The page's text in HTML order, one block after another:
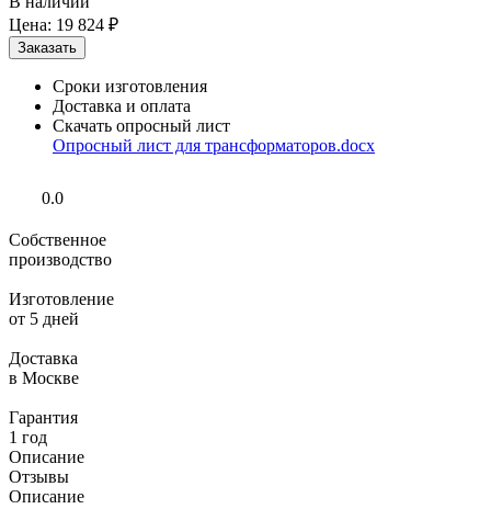
Цена: 19 824 ₽
Сроки изготовления
Доставка и оплата
Скачать опросный лист
Опросный лист для трансформаторов.docx
0.0
Собственное
производство
Изготовление
от 5 дней
Доставка
в Москве
Гарантия
1 год
Описание
Отзывы
Описание